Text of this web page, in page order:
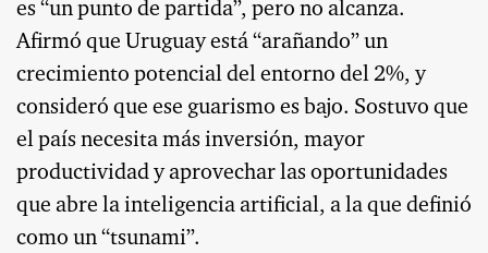
es “un punto de partida”, pero no alcanza.
Afirmó que Uruguay está “arañando” un
crecimiento potencial del entorno del 2%, y
consideró que ese guarismo es bajo. Sostuvo que
el país necesita más inversión, mayor
productividad y aprovechar las oportunidades
que abre la inteligencia artificial, a la que definió
como un “tsunami”.